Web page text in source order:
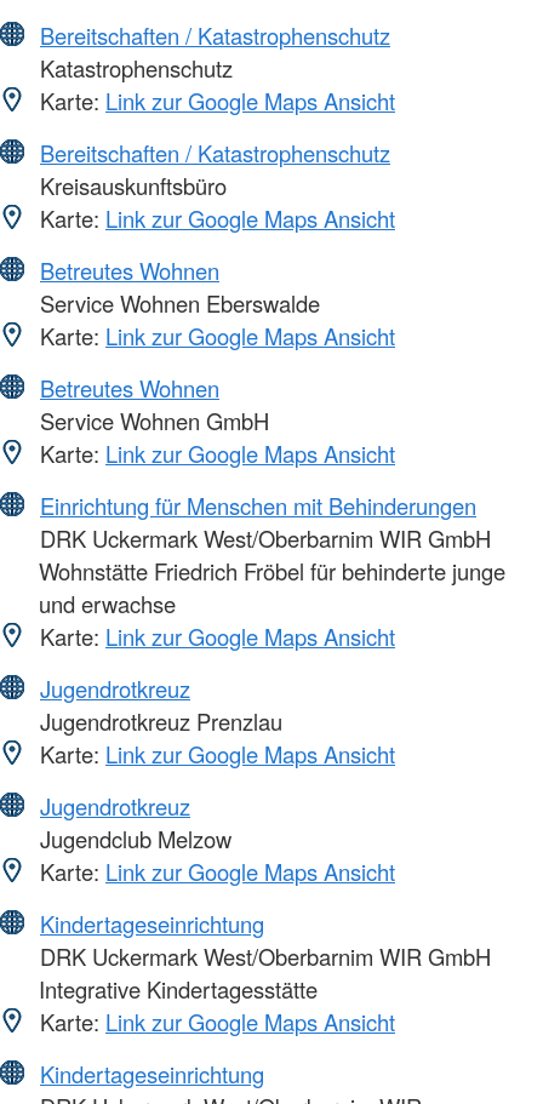
Bereitschaften / Katastrophenschutz
Katastrophenschutz
Karte: Link zur Google Maps Ansicht
Bereitschaften / Katastrophenschutz
Kreisauskunftsbüro
Karte: Link zur Google Maps Ansicht
Betreutes Wohnen
Service Wohnen Eberswalde
Karte: Link zur Google Maps Ansicht
Betreutes Wohnen
Service Wohnen GmbH
Karte: Link zur Google Maps Ansicht
Einrichtung für Menschen mit Behinderungen
DRK Uckermark West/Oberbarnim WIR GmbH
Wohnstätte Friedrich Fröbel für behinderte junge
und erwachse
Karte: Link zur Google Maps Ansicht
Jugendrotkreuz
Jugendrotkreuz Prenzlau
Karte: Link zur Google Maps Ansicht
Jugendrotkreuz
Jugendclub Melzow
Karte: Link zur Google Maps Ansicht
Kindertageseinrichtung
DRK Uckermark West/Oberbarnim WIR GmbH
Integrative Kindertagesstätte
Karte: Link zur Google Maps Ansicht
Kindertageseinrichtung